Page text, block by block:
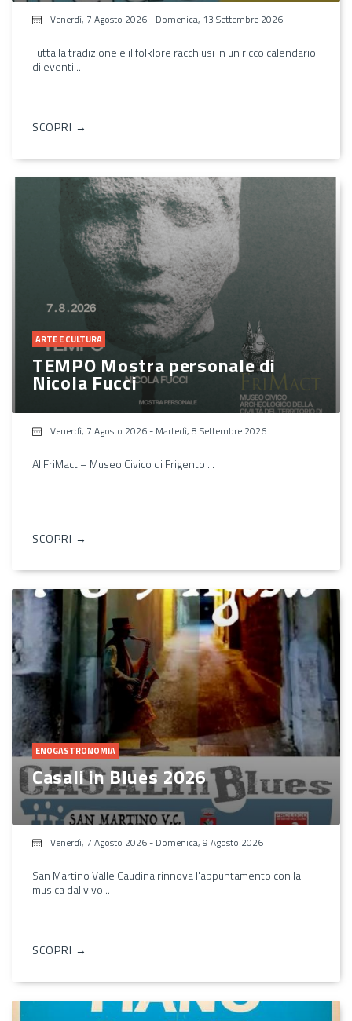
Venerdì, 7 Agosto 2026 - Domenica, 13 Settembre 2026
Tutta la tradizione e il folklore racchiusi in un ricco calendario
di eventi...
SCOPRI →
ARTE E CULTURA
TEMPO Mostra personale di
Nicola Fucci
Venerdì, 7 Agosto 2026 - Martedì, 8 Settembre 2026
Al FriMact – Museo Civico di Frigento ...
SCOPRI →
ENOGASTRONOMIA
Casali in Blues 2026
Venerdì, 7 Agosto 2026 - Domenica, 9 Agosto 2026
San Martino Valle Caudina rinnova l'appuntamento con la
musica dal vivo...
SCOPRI →